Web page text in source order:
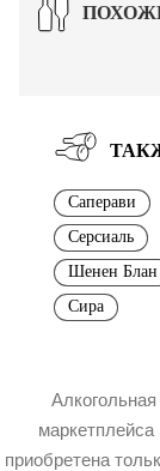
Саперави
Серсиаль
Шенен Блан
Сира
маркетплейса
приобретена